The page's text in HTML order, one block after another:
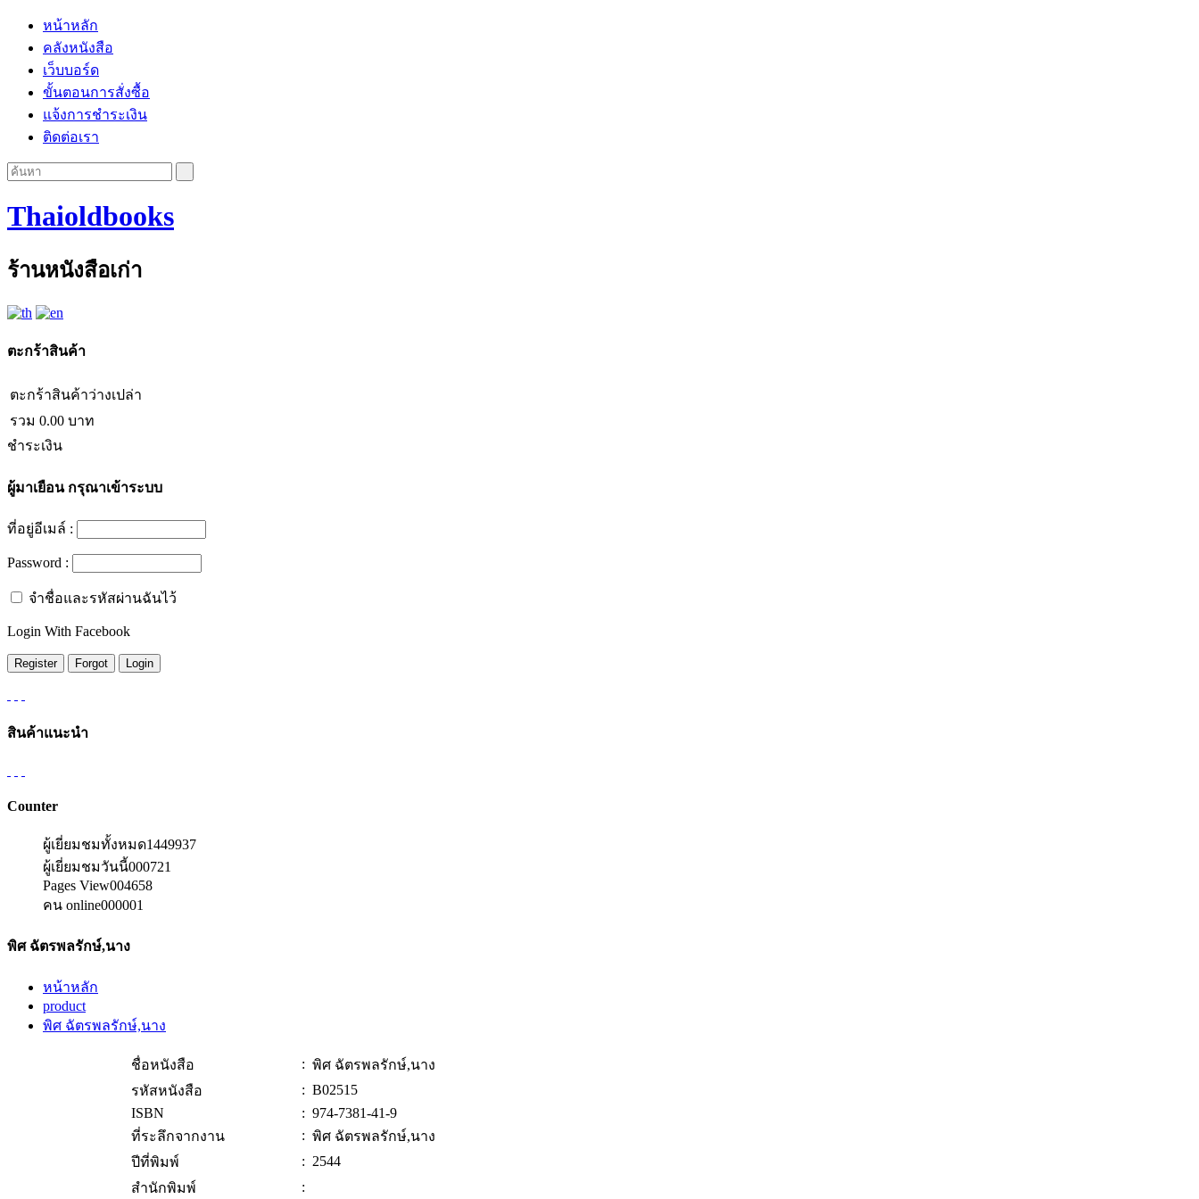
หน้าหลัก
คลังหนังสือ
เว็บบอร์ด
ขั้นตอนการสั่งซื้อ
แจ้งการชำระเงิน
ติดต่อเรา
Thaioldbooks
ร้านหนังสือเก่า
ตะกร้าสินค้า
ตะกร้าสินค้าว่างเปล่า
รวม 0.00 บาท
ชำระเงิน
ผู้มาเยือนกรุณาเข้าระบบ
ที่อยู่อีเมล์ :
Password :
จำชื่อและรหัสผ่านฉันไว้
Login With Facebook
สินค้าแนะนำ
Counter
ผู้เยี่ยมชมทั้งหมด1449937
ผู้เยี่ยมชมวันนี้000721
Pages View004658
คน online000001
พิศ ฉัตรพลรักษ์,นาง
หน้าหลัก
product
พิศ ฉัตรพลรักษ์,นาง
ชื่อหนังสือ : พิศ ฉัตรพลรักษ์,นาง
รหัสหนังสือ
: B02515
ISBN
: 974-7381-41-9
ที่ระลึกจากงาน
: พิศ ฉัตรพลรักษ์,นาง
ปีที่พิมพ์
: 2544
สำนักพิมพ์
: